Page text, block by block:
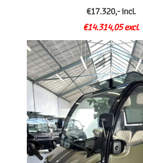
€17.320,- incl.
€14.314,05 excl.